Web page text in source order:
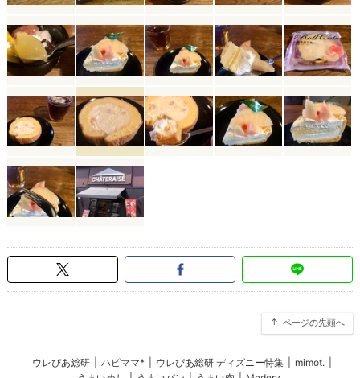
ページの先頭へ
ウレぴあ総研 ハピママ* ウレぴあ総研 ディズニー特集 mimot.